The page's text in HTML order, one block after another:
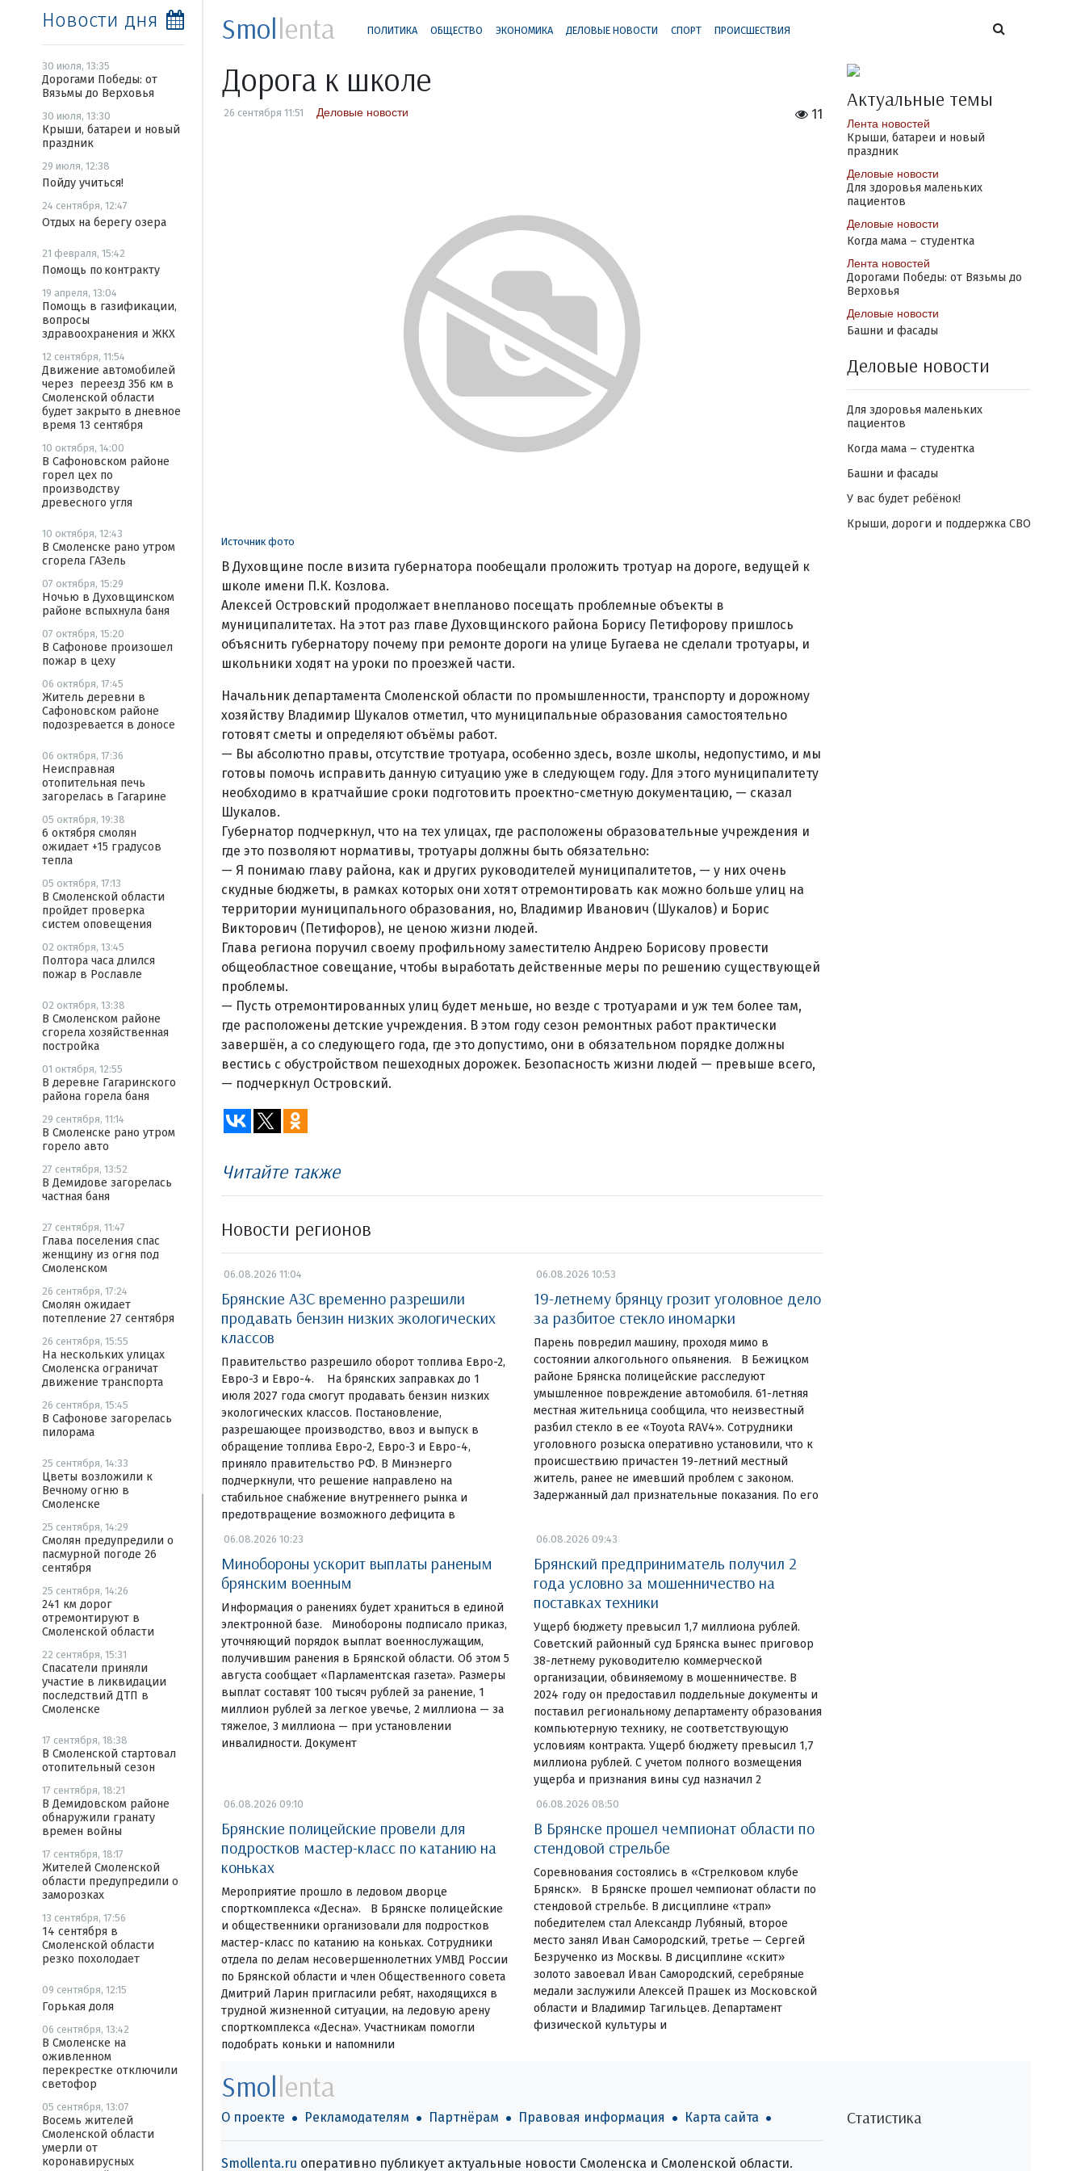
Новости дня
30 июля, 13:35
Дорогами Победы: от
Вязьмы до Верховья
30 июля, 13:30
Крыши, батареи и новый
праздник
29 июля, 12:38
Пойду учиться!
24 сентября, 12:47
Отдых на берегу озера
21 февраля, 15:42
Помощь по контракту
19 апреля, 13:04
Помощь в газификации,
вопросы
здравоохранения и ЖКХ
12 сентября, 11:54
Движение автомобилей
через переезд 356 км в
Смоленской области
будет закрыто в дневное
время 13 сентября
10 октября, 14:00
В Сафоновском районе
горел цех по
производству
древесного угля
10 октября, 12:43
В Смоленске рано утром
сгорела ГАЗель
07 октября, 15:29
Ночью в Духовщинском
районе вспыхнула баня
07 октября, 15:20
В Сафонове произошел
пожар в цеху
06 октября, 17:45
Житель деревни в
Сафоновском районе
подозревается в доносе
06 октября, 17:36
Неисправная
отопительная печь
загорелась в Гагарине
05 октября, 19:38
6 октября смолян
ожидает +15 градусов
тепла
05 октября, 17:13
В Смоленской области
пройдет проверка
систем оповещения
02 октября, 13:45
Полтора часа длился
пожар в Рославле
02 октября, 13:38
В Смоленском районе
сгорела хозяйственная
постройка
01 октября, 12:55
В деревне Гагаринского
района горела баня
29 сентября, 11:14
В Смоленске рано утром
горело авто
27 сентября, 13:52
В Демидове загорелась
частная баня
27 сентября, 11:47
Глава поселения спас
женщину из огня под
Смоленском
26 сентября, 17:24
Смолян ожидает
потепление 27 сентября
26 сентября, 15:55
На нескольких улицах
Смоленска ограничат
движение транспорта
26 сентября, 15:45
В Сафонове загорелась
пилорама
25 сентября, 14:33
Цветы возложили к
Вечному огню в
Смоленске
25 сентября, 14:29
Смолян предупредили о
пасмурной погоде 26
сентября
25 сентября, 14:26
241 км дорог
отремонтируют в
Смоленской области
22 сентября, 15:31
Спасатели приняли
участие в ликвидации
последствий ДТП в
Смоленске
17 сентября, 18:38
В Смоленской стартовал
отопительный сезон
17 сентября, 18:21
В Демидовском районе
обнаружили гранату
времен войны
17 сентября, 18:17
Жителей Смоленской
области предупредили о
заморозках
13 сентября, 17:56
14 сентября в
Смоленской области
резко похолодает
09 сентября, 12:15
Горькая доля
06 сентября, 13:42
В Смоленске на
оживленном
перекрестке отключили
светофор
05 сентября, 13:07
Восемь жителей
Смоленской области
умерли от
коронавирусных
Smollenta ПОЛИТИКА ОБЩЕСТВО ЭКОНОМИКА ДЕЛОВЫЕ НОВОСТИ СПОРТ ПРОИСШЕСТВИЯ
Дорога к школе
11
26 сентября 11:51 Деловые новости
Источник фото
В Духовщине после визита губернатора пообещали проложить тротуар на дороге, ведущей к
школе имени П.К. Козлова.
Алексей Островский продолжает внепланово посещать проблемные объекты в
муниципалитетах. На этот раз главе Духовщинского района Борису Петифорову пришлось
объяснить губернатору почему при ремонте дороги на улице Бугаева не сделали тротуары, и
школьники ходят на уроки по проезжей части.
Начальник департамента Смоленской области по промышленности, транспорту и дорожному
хозяйству Владимир Шукалов отметил, что муниципальные образования самостоятельно
готовят сметы и определяют объёмы работ.
— Вы абсолютно правы, отсутствие тротуара, особенно здесь, возле школы, недопустимо, и мы
готовы помочь исправить данную ситуацию уже в следующем году. Для этого муниципалитету
необходимо в кратчайшие сроки подготовить проектно-сметную документацию, — сказал
Шукалов.
Губернатор подчеркнул, что на тех улицах, где расположены образовательные учреждения и
где это позволяют нормативы, тротуары должны быть обязательно:
— Я понимаю главу района, как и других руководителей муниципалитетов, — у них очень
скудные бюджеты, в рамках которых они хотят отремонтировать как можно больше улиц на
территории муниципального образования, но, Владимир Иванович (Шукалов) и Борис
Викторович (Петифоров), не ценою жизни людей.
Глава региона поручил своему профильному заместителю Андрею Борисову провести
общеобластное совещание, чтобы выработать действенные меры по решению существующей
проблемы.
— Пусть отремонтированных улиц будет меньше, но везде с тротуарами и уж тем более там,
где расположены детские учреждения. В этом году сезон ремонтных работ практически
завершён, а со следующего года, где это допустимо, они в обязательном порядке должны
вестись с обустройством пешеходных дорожек. Безопасность жизни людей — превыше всего,
— подчеркнул Островский.
Читайте также
Новости регионов
06.08.2026 11:04
Брянские АЗС временно разрешили
продавать бензин низких экологических
классов
Правительство разрешило оборот топлива Евро-2,
Евро-3 и Евро-4. На брянских заправках до 1
июля 2027 года смогут продавать бензин низких
экологических классов. Постановление,
разрешающее производство, ввоз и выпуск в
обращение топлива Евро-2, Евро-3 и Евро-4,
приняло правительство РФ. В Минэнерго
подчеркнули, что решение направлено на
стабильное снабжение внутреннего рынка и
предотвращение возможного дефицита в
06.08.2026 10:53
19-летнему брянцу грозит уголовное дело
за разбитое стекло иномарки
Парень повредил машину, проходя мимо в
состоянии алкогольного опьянения. В Бежицком
районе Брянска полицейские расследуют
умышленное повреждение автомобиля. 61-летняя
местная жительница сообщила, что неизвестный
разбил стекло в ее «Toyota RAV4». Сотрудники
уголовного розыска оперативно установили, что к
происшествию причастен 19-летний местный
житель, ранее не имевший проблем с законом.
Задержанный дал признательные показания. По его
06.08.2026 10:23
Минобороны ускорит выплаты раненым
брянским военным
Информация о ранениях будет храниться в единой
электронной базе. Минобороны подписало приказ,
уточняющий порядок выплат военнослужащим,
получившим ранения в Брянской области. Об этом 5
августа сообщает «Парламентская газета». Размеры
выплат составят 100 тысяч рублей за ранение, 1
миллион рублей за легкое увечье, 2 миллиона — за
тяжелое, 3 миллиона — при установлении
инвалидности. Документ
06.08.2026 09:43
Брянский предприниматель получил 2
года условно за мошенничество на
поставках техники
Ущерб бюджету превысил 1,7 миллиона рублей.
Советский районный суд Брянска вынес приговор
38-летнему руководителю коммерческой
организации, обвиняемому в мошенничестве. В
2024 году он предоставил поддельные документы и
поставил региональному департаменту образования
компьютерную технику, не соответствующую
условиям контракта. Ущерб бюджету превысил 1,7
миллиона рублей. С учетом полного возмещения
ущерба и признания вины суд назначил 2
06.08.2026 09:10
Брянские полицейские провели для
подростков мастер-класс по катанию на
коньках
Мероприятие прошло в ледовом дворце
спорткомплекса «Десна». В Брянске полицейские
и общественники организовали для подростков
мастер-класс по катанию на коньках. Сотрудники
отдела по делам несовершеннолетних УМВД России
по Брянской области и член Общественного совета
Дмитрий Ларин пригласили ребят, находящихся в
трудной жизненной ситуации, на ледовую арену
спорткомплекса «Десна». Участникам помогли
подобрать коньки и напомнили
06.08.2026 08:50
В Брянске прошел чемпионат области по
стендовой стрельбе
Соревнования состоялись в «Стрелковом клубе
Брянск». В Брянске прошел чемпионат области по
стендовой стрельбе. В дисциплине «трап»
победителем стал Александр Лубяный, второе
место занял Иван Самородский, третье — Сергей
Безрученко из Москвы. В дисциплине «скит»
золото завоевал Иван Самородский, серебряные
медали заслужили Алексей Прашек из Московской
области и Владимир Тагильцев. Департамент
физической культуры и
Актуальные темы
Лента новостей
Крыши, батареи и новый
праздник
Деловые новости
Для здоровья маленьких
пациентов
Деловые новости
Когда мама – студентка
Лента новостей
Дорогами Победы: от Вязьмы до
Верховья
Деловые новости
Башни и фасады
Деловые новости
Для здоровья маленьких
пациентов
Когда мама – студентка
Башни и фасады
У вас будет ребёнок!
Крыши, дороги и поддержка СВО
Smollenta
О проекте Рекламодателям Партнёрам Правовая информация Карта сайта
Smollenta.ru оперативно публикует актуальные новости Смоленска и Смоленской области.
Статистика